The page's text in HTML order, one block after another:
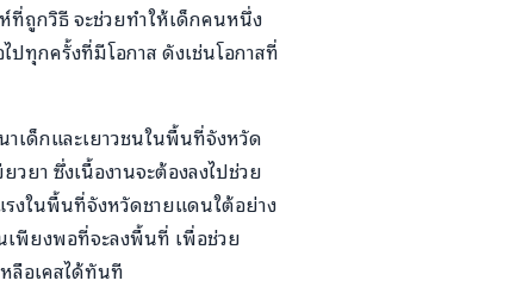
ที่ถูกวิธี จะช่วยทำให้เด็กคนหนึ่ง
ทุกครั้งที่มีโอกาส ดังเช่นโอกาสที่
เด็กและเยาวชนในพื้นที่จังหวัด
ยา ซึ่งเนื้องานจะต้องลงไปช่วย
งในพื้นที่จังหวัดชายแดนใต้อย่าง
เพียงพอที่จะลงพื้นที่ เพื่อช่วย
ลือเคสได้ทันที